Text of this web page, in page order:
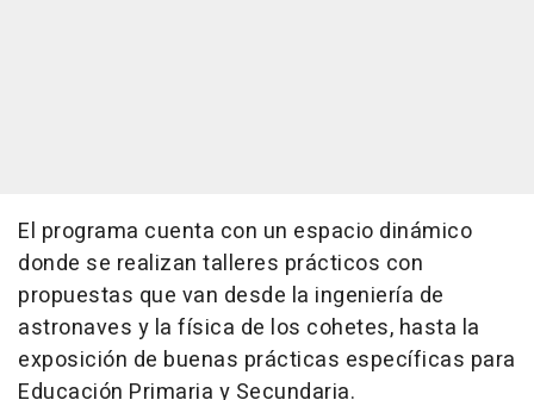
El programa cuenta con un espacio dinámico
donde se realizan talleres prácticos con
propuestas que van desde la ingeniería de
astronaves y la física de los cohetes, hasta la
exposición de buenas prácticas específicas para
Educación Primaria y Secundaria.